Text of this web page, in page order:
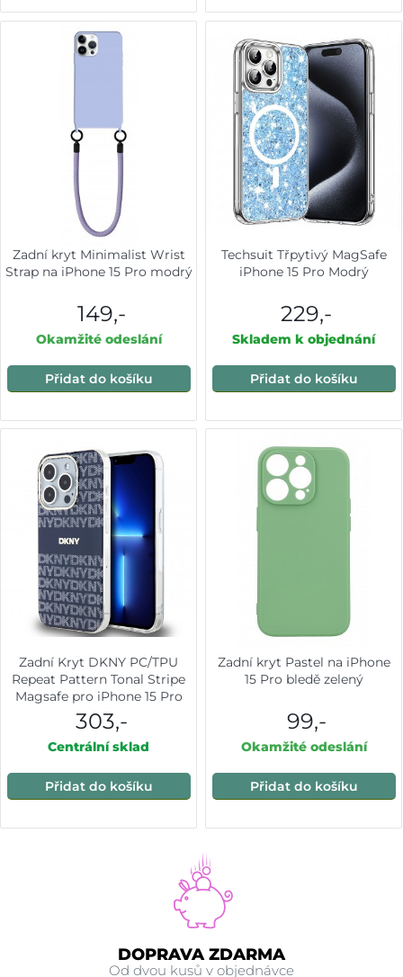
Zadní kryt Minimalist Wrist
Strap na iPhone 15 Pro modrý
149,-
Okamžité odeslání
Přidat do košíku
Techsuit Třpytivý MagSafe
iPhone 15 Pro Modrý
229,-
Skladem k objednání
Přidat do košíku
Zadní Kryt DKNY PC/TPU
Repeat Pattern Tonal Stripe
Magsafe pro iPhone 15 Pro
modrý
303,-
Centrální sklad
Přidat do košíku
Zadní kryt Pastel na iPhone
15 Pro bledě zelený
99,-
Okamžité odeslání
Přidat do košíku
DOPRAVA ZDARMA
Od dvou kusů v objednávce